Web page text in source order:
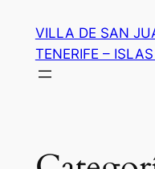
contenido
VILLA DE SAN
TENERIFE –